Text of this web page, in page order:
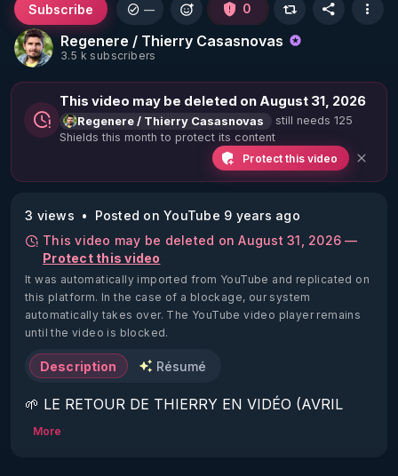
Regenere / Thierry Casasnovas
3.5 k subscribers
Subscribe — 0
This video may be deleted on August 31, 2026
Regenere / Thierry Casasnovas
still needs 125
Shields this month to protect its content
Protect this video
3 views
Posted on YouTube 9 years ago
This video may be deleted on August 31, 2026 —
Protect this video
It was automatically imported from YouTube and replicated on
this platform. In the case of a blockage, our system
automatically takes over. The YouTube video player remains
until the video is blocked.
Description Résumé
🌱 LE RETOUR DE THIERRY EN VIDÉO (AVRIL
2022)!
More